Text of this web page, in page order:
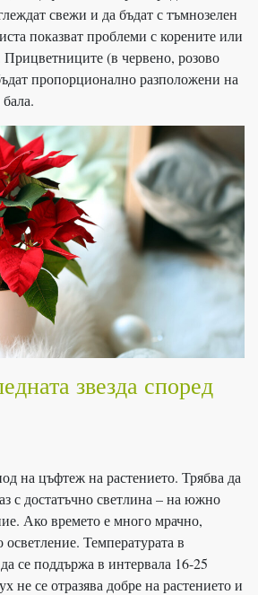
свежи и да бъдат с тъмнозелен
показват проблеми с корените или
(в червено, розово
пропорционално разположени на
звезда според
на цъфтеж на растението. Трябва да
с достатъчно светлина – на южно
Ако времето е много мрачно,
осветление. Температурата в
се поддържа в интервала 16-25
не се отразява добре на растението и